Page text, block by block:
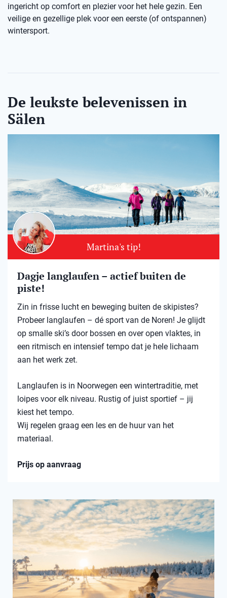
ingericht op comfort en plezier voor het hele gezin. Een
veilige en gezellige plek voor een eerste (of ontspannen)
wintersport.
De leukste belevenissen in
Sälen
Martina's tip!
Dagje langlaufen – actief buiten de
piste!
Zin in frisse lucht en beweging buiten de skipistes?
Probeer langlaufen – dé sport van de Noren! Je glijdt
op smalle ski’s door bossen en over open vlaktes, in
een ritmisch en intensief tempo dat je hele lichaam
aan het werk zet.
Langlaufen is in Noorwegen een wintertraditie, met
loipes voor elk niveau. Rustig of juist sportief – jij
kiest het tempo.
Wij regelen graag een les en de huur van het
materiaal.
Prijs op aanvraag